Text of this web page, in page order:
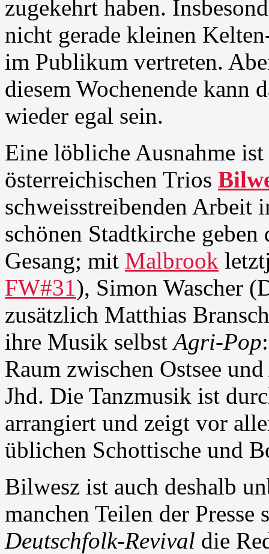
zugekehrt haben.
nicht gerade kleinen
im Publikum vertreten.
diesem Wochenende kann
wieder egal sein.
Eine löbliche Ausnahme
österreichischen Trios
schweisstreibenden Arbeit
schönen Stadtkirche
Gesang; mit Malbrook
FW#31), Simon Wascher
zusätzlich Matthias
ihre Musik selbstAgri-Pop
Raum zwischen Ostsee
Jhd. Die Tanzmusik ist
arrangiert und zeigt vor
üblichen Schottische und
Bilwesz ist auch deshalb
manchen Teilen der Presse
Deutschfolk-Revival die